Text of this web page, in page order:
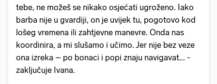
tebe, ne možeš se nikako osjećati ugroženo. Iako
barba nije u gvardiji, on je uvijek tu, pogotovo kod
lošeg vremena ili zahtjevne manevre. Onda nas
koordinira, a mi slušamo i učimo. Jer nije bez veze
ona izreka – po bonaci i popi znaju navigavat... -
zaključuje Ivana.